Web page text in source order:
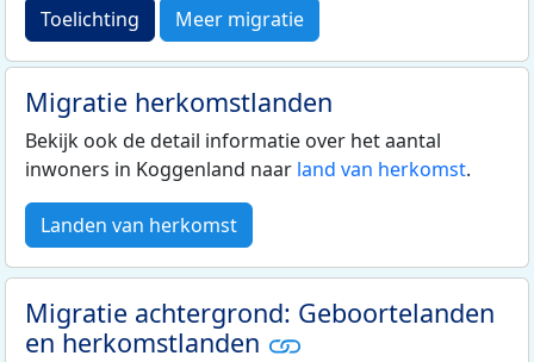
Toelichting Meer migratie
Migratie herkomstlanden
Bekijk ook de detail informatie over het aantal
inwoners in Koggenland naar land van herkomst.
Landen van herkomst
Migratie achtergrond: Geboortelanden
en herkomstlanden